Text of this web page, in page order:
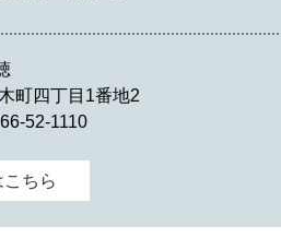
町四丁目1番地2
52-1110
ちら